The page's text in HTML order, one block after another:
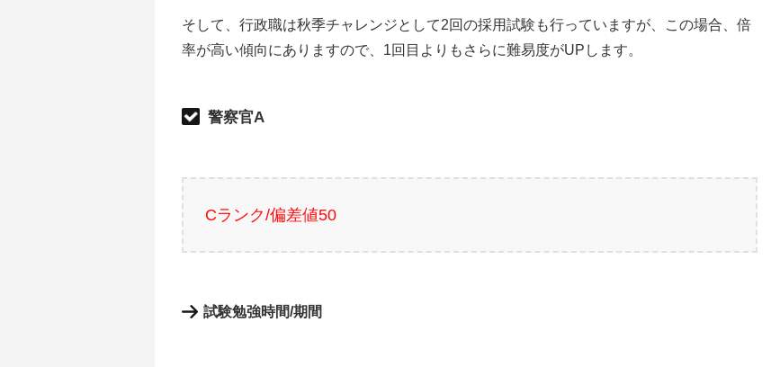
そして、行政職は秋季チャレンジとして2回の採用試験も行っていますが、この場合、倍
率が高い傾向にありますので、1回目よりもさらに難易度がUPします。
警察官A
Cランク/偏差値50
試験勉強時間/期間